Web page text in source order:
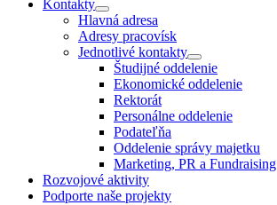
Kontakty
Hlavná adresa
Adresy pracovísk
Jednotlivé kontakty
Študijné oddelenie
Ekonomické oddelenie
Rektorát
Personálne oddelenie
Podateľňa
Oddelenie správy majetku
Marketing, PR a Fundraising
Rozvojové aktivity
Podporte naše projekty